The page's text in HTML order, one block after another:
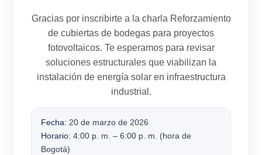
Gracias por inscribirte a la charla Reforzamiento
de cubiertas de bodegas para proyectos
fotovoltaicos. Te esperamos para revisar
soluciones estructurales que viabilizan la
instalación de energía solar en infraestructura
industrial.
Fecha: 20 de marzo de 2026
Horario: 4:00 p. m. – 6:00 p. m. (hora de
Bogotá)